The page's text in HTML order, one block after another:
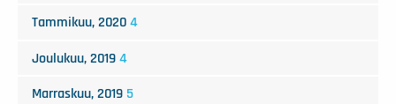
Tammikuu, 2020 4
Joulukuu, 2019 4
Marraskuu, 2019 5